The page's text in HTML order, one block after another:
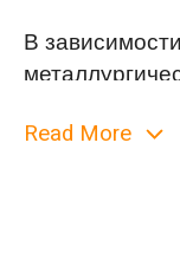
В
мостовые
Read More